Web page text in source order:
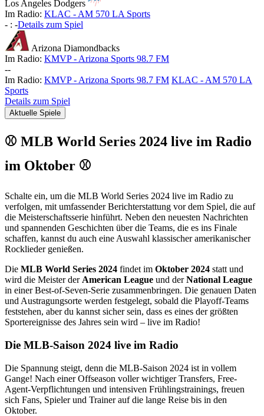
Los Angeles Dodgers
Im Radio: KLAC - AM 570 LA Sports
- : -Details zum Spiel
Arizona Diamondbacks
Im Radio: KMVP - Arizona Sports 98.7 FM
--
Im Radio: KMVP - Arizona Sports 98.7 FM KLAC - AM 570 LA
Sports
Details zum Spiel
Aktuelle Spiele
⚾ MLB World Series 2024 live im Radio
im Oktober ⚾
Schalte ein, um die MLB World Series 2024 live im Radio zu
verfolgen, mit umfassender Berichterstattung vor dem Spiel, die auf
die Meisterschaftsserie hinführt. Neben den neuesten Nachrichten
und spannenden Geschichten über die Teams, die es ins Finale
schaffen, kannst du auch eine Auswahl klassischer amerikanischer
Rocklieder genießen.
Die MLB World Series 2024 findet im Oktober 2024 statt und
wird die Meister der American League und derNational League
in einer Best-of-Seven-Serie zusammenbringen. Die genauen Daten
und Austragungsorte werden festgelegt, sobald die Playoff-Teams
feststehen, aber du kannst sicher sein, dass es eines der größten
Sportereignisse des Jahres sein wird – live im Radio!
Die MLB-Saison 2024 live im Radio
Die Spannung steigt, denn die MLB-Saison 2024 ist in vollem
Gange! Nach einer Offseason voller wichtiger Transfers, Free-
Agent-Verpflichtungen und intensiven Frühlingstrainings, freuen
sich Fans, Spieler und Trainer auf die lange Reise bis in den
Oktober.